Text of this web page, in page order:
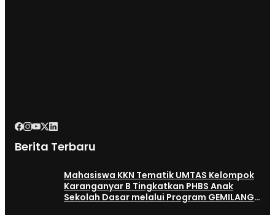
Berita Terbaru
Mahasiswa KKN Tematik UMTAS Kelompok
Karanganyar B Tingkatkan PHBS Anak
Sekolah Dasar melalui Program GEMILANG